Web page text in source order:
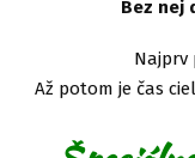
Bez nej
Najprv
Až potom je čas